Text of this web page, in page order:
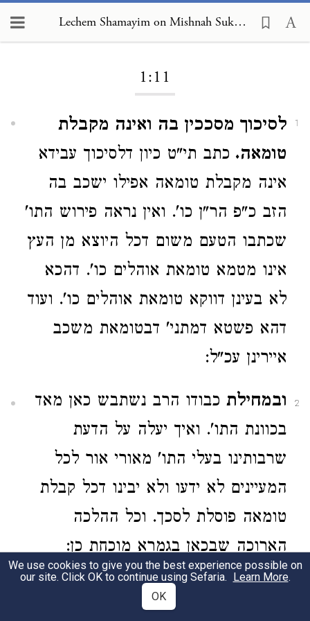
Lechem Shamayim on Mishnah Sukkah 1:11
1:11
1
לסיכוך מסככין בה ואינה מקבלת
טומאה. כתב תי"ט כיון דלסיכוך עבידא
אינה מקבלת טומאה אפילו ישכב בה
הזב כ"פ הר"ן כו'. ואין נראה פירוש התו'
שכתבו הטעם משום דכל היוצא מן העץ
אינו מטמא טומאת אוהלים כו'. דהכא
לא בעינן דווקא טומאת אוהלים כו'. ועוד
דהא פשטא דמתני' דבטומאת משכב
איירינן עכ"ל:
2 ובמחילת כבודו הרב נשתבש כאן מאד
בכוונת התו'. ואיך יעלה על הדעת
שרבותינו בעלי התו' מאורי אור לכל
המעיינים לא ידעו ולא יבינו דכל קבלת
טומאה פוסלת לסכך. וכל ההלכה
הארוכה שבכאן בגמרא מוכחת כן:
עוד שלדבריו צריך שיאמר ג"כ שלא
We use cookies to give you the best experience possible on
our site. Click OK to continue using Sefaria. Learn More.
OK